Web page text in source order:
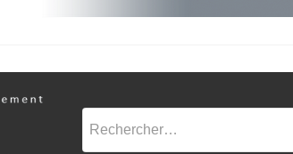
Rechercher :